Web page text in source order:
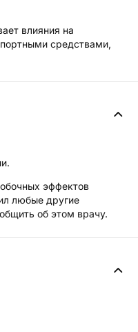
влияния на
средствами,
эффектов
любые другие
об этом врачу.